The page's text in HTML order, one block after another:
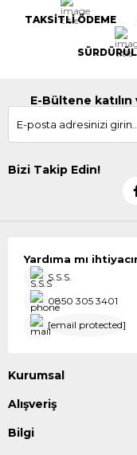
TAKSİTLİ ÖDEME
E-Bültene
Bizi Takip Edin!
Yardıma mı
S.S.S.
0850 305 3401
[email protected]
Kurumsal
Alışveriş
Bilgi